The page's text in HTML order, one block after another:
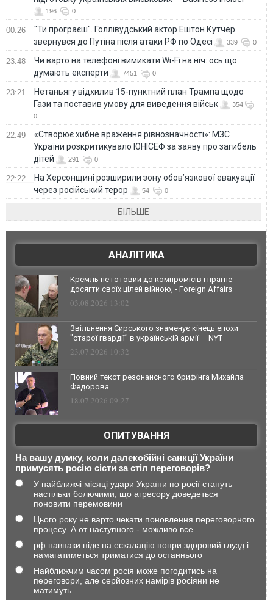
196 0
00:26
"Ти програєш". Голлівудський актор Ештон Кутчер
звернувся до Путіна після атаки РФ по Одесі
339 0
23:48
Чи варто на телефонi вимикати Wi-Fi на ніч: ось що
думають експерти
7451 0
23:21
Нетаньягу відхилив 15-пунктний план Трампа щодо
Гази та поставив умову для виведення військ
354
0
22:49
«Створює хибне враження рівнозначності»: МЗС
України розкритикувало ЮНІСЕФ за заяву про загибель
дітей
291 0
22:22
На Херсонщині розширили зону обов’язкової евакуації
через російський терор
54 0
БІЛЬШЕ
АНАЛІТИКА
Кремль не готовий до компромісів і прагне
досягти своїх цілей війною, - Foreign Affairs
03.08.2026 13:02
Звільнення Сирського знаменує кінець епохи
"старої гвардії" в українській армії — NYT
23.07.2026 10:32
Повний текст резонансного брифінга Михайла
Федорова
18.07.2026 09:27
ОПИТУВАННЯ
На вашу думку, коли далекобійні санкції України
примусять росію сісти за стіл переговорів?
У найближчі місяці удари України по росії стануть
настільки болючими, що агресору доведеться
поновити перемовини
Цього року не варто чекати поновлення переговорного
процесу. А от наступного - можливо все
рф навпаки піде на ескалацію попри здоровий глузд і
намагатиметься триматися до останнього
Найближчим часом росія може погодитись на
переговори, але серйозних намірів росіяни не
матимуть